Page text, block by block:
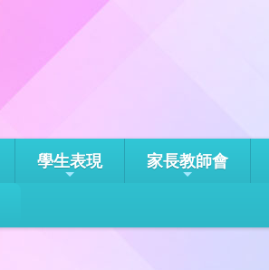
學生表現 家長教師會